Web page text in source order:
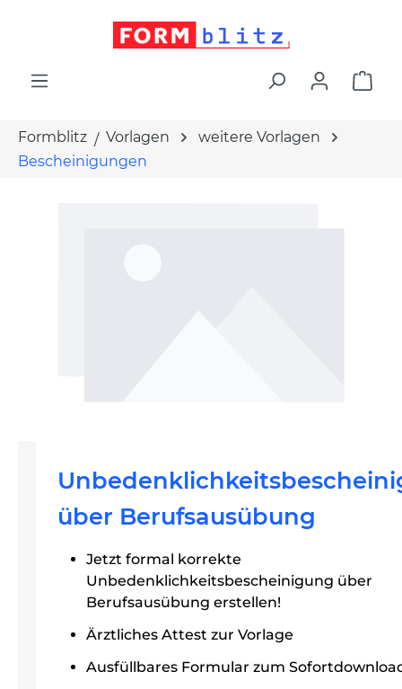
Formblitz Vorlagen
weitere Vorlagen
Bescheinigungen
über Berufsausübung
Jetzt formal korrekte
Unbedenklichkeitsbescheinigung über
Berufsausübung erstellen!
Ärztliches Attest zur Vorlage
Ausfüllbares Formular zum